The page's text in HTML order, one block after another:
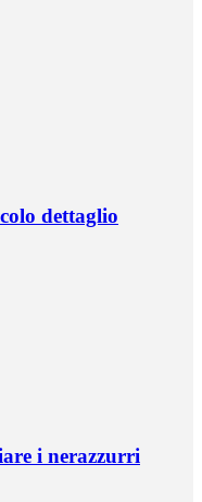
dettaglio
i nerazzurri